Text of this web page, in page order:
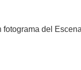
fotograma del